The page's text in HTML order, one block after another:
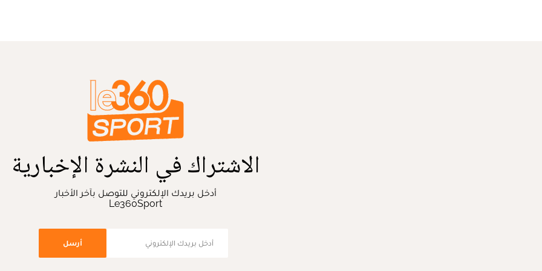
الاشتراك في النشرة الإخبارية
أدخل بريدك الإلكتروني للتوصل بآخر الأخبار
Le360Sport
أرسل